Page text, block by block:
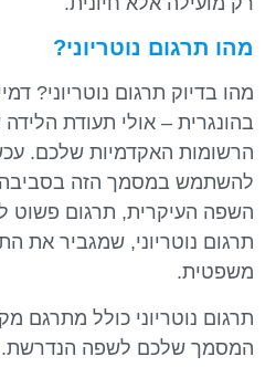
מהו תרגום נוטריוני?
מהו בדיוק תרגום נוטריוני?
בהונגרית – אולי תעודת
הרשומות האקדמיות שלכם.
להשתמש במסמך הזה בסביבה
השפה העיקרית, תרגום פשוט
תרגום נוטריוני, שמגביר את
משפטית.
תרגום נוטריוני כולל מתרגם
המסמך שלכם לשפה הנדרשת.